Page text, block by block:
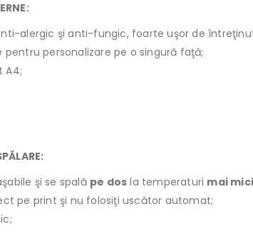
alergic şi anti-fungic, foarte uşor de
pentru personalizare pe o singură faţă;
A4;
şi se spală pe dos la temperaturi mai
pe print şi nu folosiţi uscător automat;